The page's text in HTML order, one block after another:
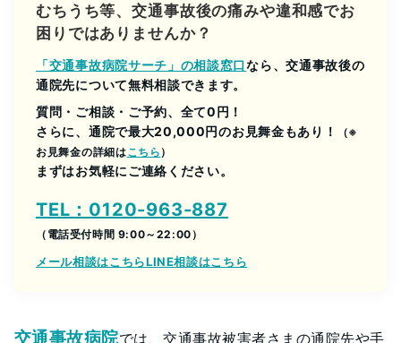
むちうち等、交通事故後の痛みや違和感でお
困りではありませんか？
「交通事故病院サーチ」の相談窓口なら、交通事故後の
通院先について無料相談できます。
質問・ご相談・ご予約、全て0円！
さらに、通院で最大20,000円のお見舞金もあり！
（※
お見舞金の詳細はこちら ）
まずはお気軽にご連絡ください。
TEL：0120-963-887
（電話受付時間 9:00～22:00）
メール相談はこちらLINE相談はこちら
交通事故病院では、交通事故被害者さまの通院先や手